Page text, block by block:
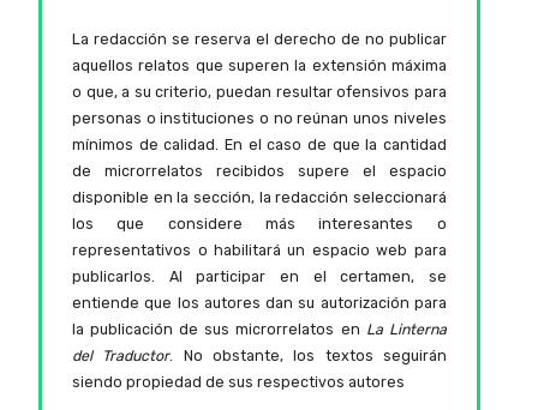
La redacción se reserva el derecho de no publicar
aquellos relatos que superen la extensión máxima
o que, a su criterio, puedan resultar ofensivos para
personas o instituciones o no reúnan unos niveles
mínimos de calidad. En el caso de que la cantidad
de microrrelatos recibidos supere el espacio
disponible en la sección, la redacción seleccionará
los que considere más interesantes o
representativos o habilitará un espacio web para
publicarlos. Al participar en el certamen, se
entiende que los autores dan su autorización para
la publicación de sus microrrelatos en La Linterna
del Traductor. No obstante, los textos seguirán
siendo propiedad de sus respectivos autores